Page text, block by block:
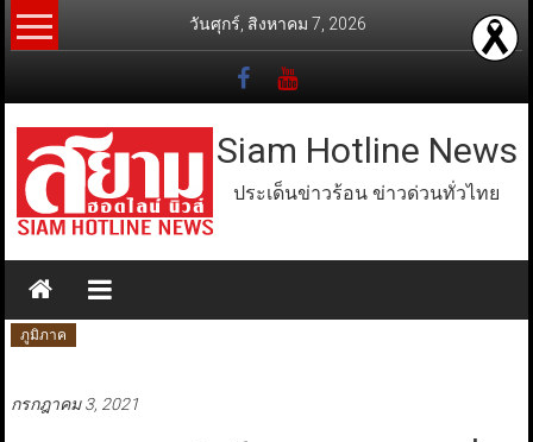
Skip
to
วันศุกร์, สิงหาคม 7, 2026
Siam Hotline News
ประเด็นข่าวร้อน ข่าวด่วนทั่วไทย
ภูมิภาค
กรกฎาคม 3, 2021